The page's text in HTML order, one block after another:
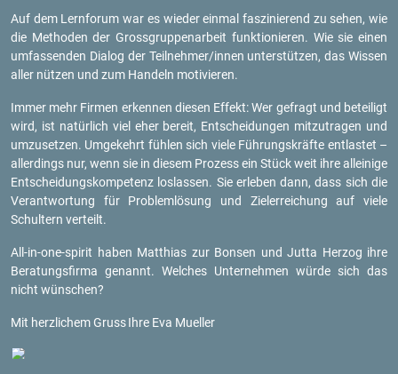
Auf dem Lern­fo­rum war es wie­der ein­mal fas­zi­nie­rend zu sehen, wie
die Me­tho­den der Gross­grup­pen­ar­beit funk­tio­nie­ren. Wie sie einen
um­fas­sen­den Dia­log der Teil­neh­mer/innen un­ter­stüt­zen, das Wis­sen
aller nüt­zen und zum Han­deln mo­ti­vie­ren.
Immer mehr Fir­men er­ken­nen die­sen Ef­fekt: Wer ge­fragt und be­tei­ligt
wird, ist na­tür­lich viel eher be­reit, Ent­schei­dun­gen mit­zu­tra­gen und
um­zu­set­zen. Um­ge­kehrt füh­len sich viele Füh­rungs­kräf­te ent­las­tet –
al­ler­dings nur, wenn sie in die­sem Pro­zess ein Stück weit ihre al­lei­ni­ge
Ent­schei­dungs­kom­pe­tenz los­las­sen. Sie er­le­ben dann, dass sich die
Ver­ant­wor­tung für Pro­blem­lö­sung und Ziel­er­rei­chung auf viele
Schul­tern ver­teilt.
All-in-one-spi­rit haben Mat­thi­as zur Bon­sen und Jutta Her­zog ihre
Be­ra­tungs­fir­ma ge­nannt. Wel­ches Un­ter­neh­men würde sich das
nicht wün­schen?
Mit herz­li­chem GrussIhre Eva Mu­el­ler